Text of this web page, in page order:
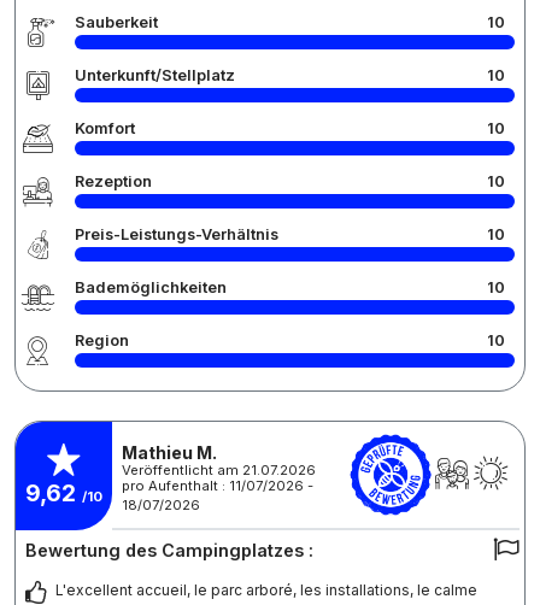
Sauberkeit 10
Unterkunft/Stellplatz 10
Komfort 10
Rezeption 10
Preis-Leistungs-Verhältnis 10
Bademöglichkeiten 10
Region 10
9,62 /10
Mathieu M.
Veröffentlicht am 21.07.2026
pro Aufenthalt : 11/07/2026 -
18/07/2026
Bewertung des Campingplatzes :
L'excellent accueil, le parc arboré, les installations, le calme